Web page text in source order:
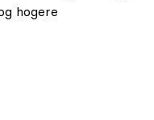
hogere